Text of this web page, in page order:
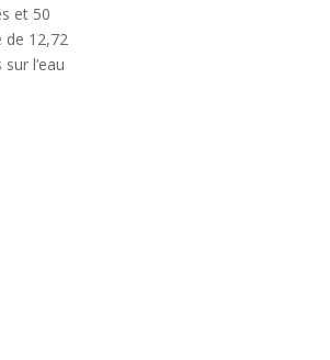
et 50
de 12,72
l’eau